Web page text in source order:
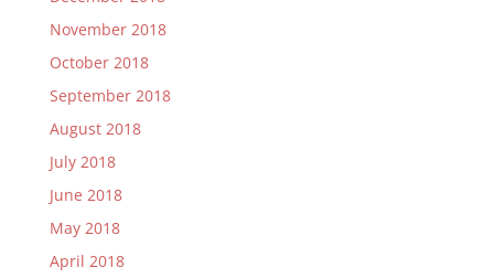
November 2018
October 2018
September 2018
August 2018
July 2018
June 2018
May 2018
April 2018